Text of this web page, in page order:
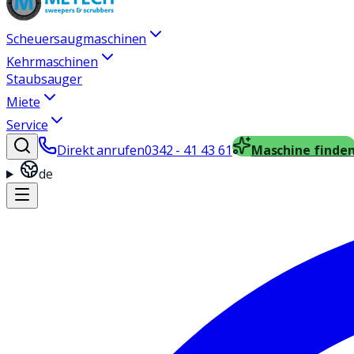
Scheuersaugmaschinen
Kehrmaschinen
Staubsauger
Miete
Service
Direkt anrufen0342 - 41 43 61
Maschine
de